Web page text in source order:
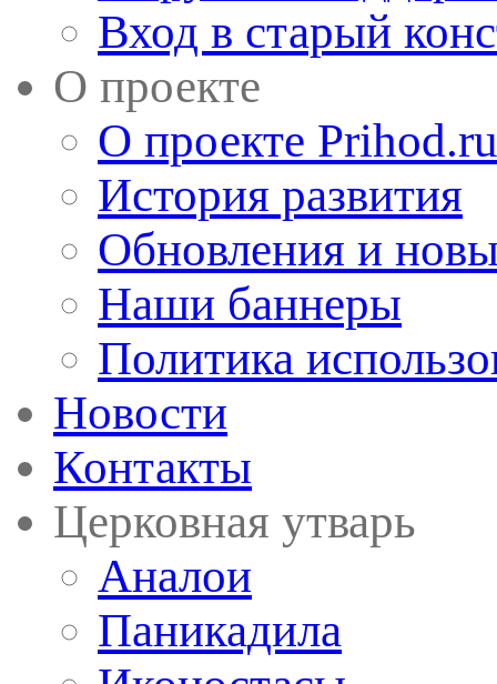
Вход в старый
О проекте
О проекте Prihod.ru
История развития
Обновления и
Наши баннеры
Политика
Новости
Контакты
Церковная утварь
Аналои
Паникадила